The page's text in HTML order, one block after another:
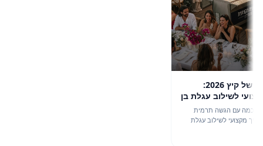
הסינרגיה המושלמת של קיץ 2026:
לשילוב עגלת בן
עם הגשה תרמית
לשילוב עגלת